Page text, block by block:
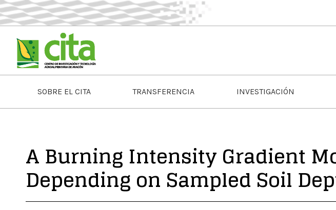
SOBRE EL CITA TRANSFERENCIA INVESTIGACIÓN
A Burning Intensity Gradient
Depending on Sampled Soil